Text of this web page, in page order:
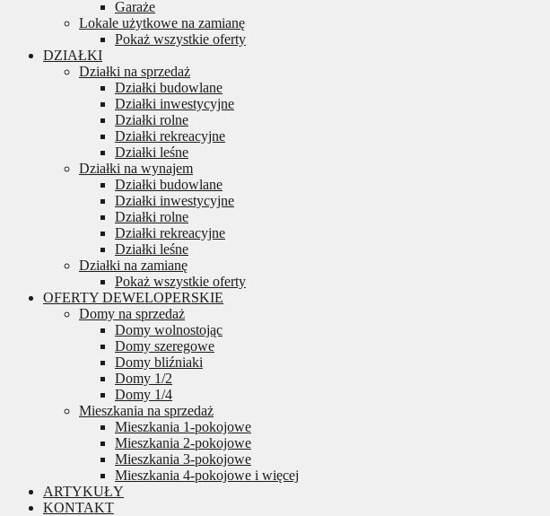
Garaże
Lokale użytkowe na zamianę
Pokaż wszystkie oferty
DZIAŁKI
Działki na sprzedaż
Działki budowlane
Działki inwestycyjne
Działki rolne
Działki rekreacyjne
Działki leśne
Działki na wynajem
Działki budowlane
Działki inwestycyjne
Działki rolne
Działki rekreacyjne
Działki leśne
Działki na zamianę
Pokaż wszystkie oferty
OFERTY DEWELOPERSKIE
Domy na sprzedaż
Domy wolnostojąc
Domy szeregowe
Domy bliźniaki
Domy 1/2
Domy 1/4
Mieszkania na sprzedaż
Mieszkania 1-pokojowe
Mieszkania 2-pokojowe
Mieszkania 3-pokojowe
Mieszkania 4-pokojowe i więcej
ARTYKUŁY
KONTAKT